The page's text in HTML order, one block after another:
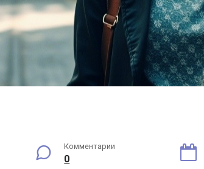
Комментарии
0